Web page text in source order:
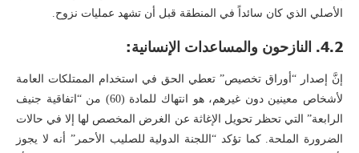
الأصلي الذي كان سائداً في المنطقة قبل أن تشهد عمليات نزوح.
4.2. النازحون والمساعدات الإنسانية:
إنَّ إصدار “أوراق تخصيص” تعطي الحق في استخدام الممتلكات العامة
لأشخاص معينين دون غيرهم، هو انتهاك للمادة (60) من “اتفاقية جنيف
الرابعة” التي تحظر تحويل الإغاثة عن الغرض المخصص لها إلا في حالات
الضرورة الملحة. كما تؤكد “اللجنة الدولية للصليب الأحمر” أنه لا يجوز